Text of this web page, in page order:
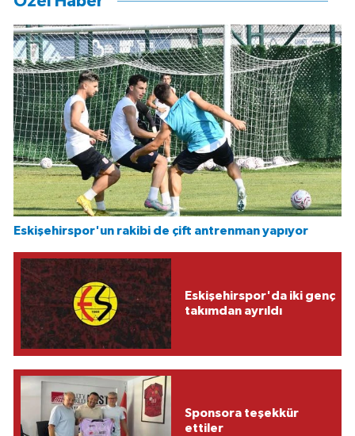
Eskişehirspor'un rakibi de çift antrenman yapıyor
Eskişehirspor'da iki genç
takımdan ayrıldı
Sponsora teşekkür
ettiler